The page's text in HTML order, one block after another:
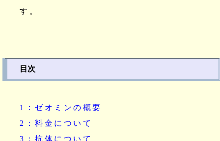
す。
目次
1：ゼオミンの概要
2：料金について
3：抗体について